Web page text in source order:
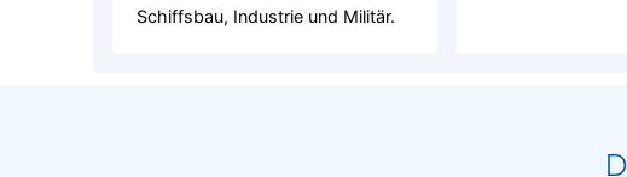
Schiffsbau, Industrie und Militär.